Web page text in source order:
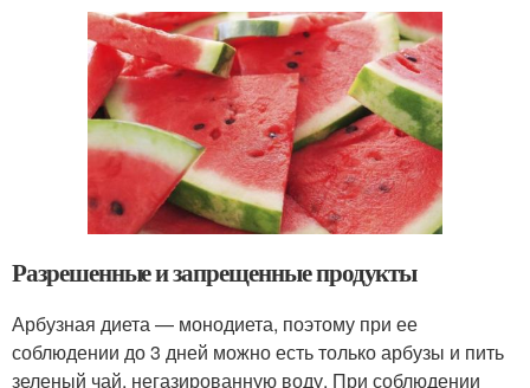
Разрешенные и запрещенные продукты
Арбузная диета — монодиета, поэтому при ее
соблюдении до 3 дней можно есть только арбузы и пить
зеленый чай, негазированную воду. При соблюдении